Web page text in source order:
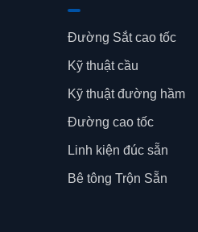
Đường Sắt cao tốc
Kỹ thuật cầu
Kỹ thuật đường hầm
Đường cao tốc
Linh kiện đúc sẵn
Bê tông Trộn Sẵn